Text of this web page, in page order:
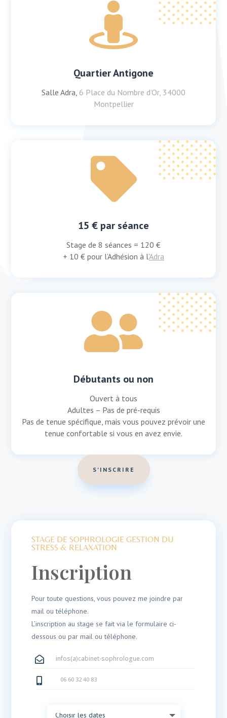

Quartier Antigone
Salle Adra, 6 Place du Nombre d’Or, 34000
Montpellier

15 € par séance
Stage de 8 séances = 120 €
+ 10 € pour l’Adhésion à l’Adra

Débutants ou non
Ouvert à tous
Adultes – Pas de pré-requis
Pas de tenue spécifique, mais vous pouvez prévoir une
tenue confortable si vous en avez envie.
S'INSCRIRE
STAGE DE SOPHROLOGIE GESTION DU
STRESS & RELAXATION
Inscription
Pour toute questions, vous pouvez me joindre par
mail ou téléphone.
L’inscription au stage se fait via le formulaire ci-
dessous ou par mail ou téléphone.
 infos(a)cabinet-sophrologue.com
 06 60 32 40 83